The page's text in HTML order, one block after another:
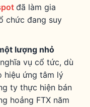
đã làm gia
chức đang suy
lượng nhỏ
vụ cổ tức, dù
hiệu ứng tâm lý
ty thực hiện bán
hoảng FTX năm